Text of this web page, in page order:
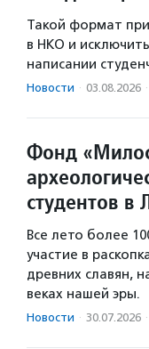
Такой формат
в НКО и
написании
Новости · 03.08.2026 ·
Фонд
студентов в
Все лето более
участие в
древних славян,
веках нашей эры.
Новости · 30.07.2026 ·